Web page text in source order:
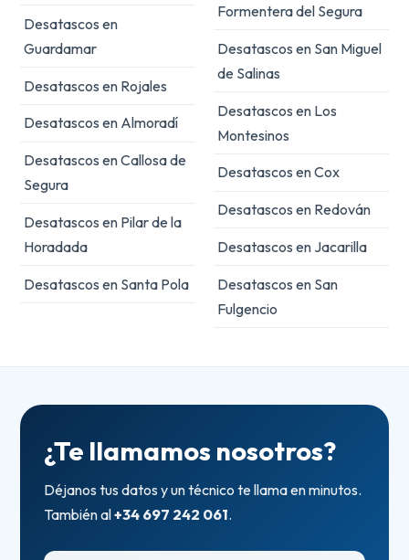
Desatascos en
Guardamar
Desatascos en Rojales
Desatascos en Almoradí
Desatascos en Callosa de
Segura
Desatascos en Pilar de la
Horadada
Desatascos en Santa Pola
Formentera del Segura
Desatascos en San Miguel
de Salinas
Desatascos en Los
Montesinos
Desatascos en Cox
Desatascos en Redován
Desatascos en Jacarilla
Desatascos en San
Fulgencio
¿Te llamamos nosotros?
Déjanos tus datos y un técnico te llama en minutos.
También al+34 697 242 061.